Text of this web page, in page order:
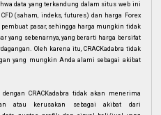
data yang terkandung dalam situs web ini
(saham, indeks, futures) dan harga Forex
pasar, sehingga harga mungkin tidak
yang sebenarnya, yang berarti harga bersifat
Oleh karena itu, CRACKadabra tidak
yang mungkin Anda alami sebagai akibat
CRACKadabra tidak akan menerima
atau kerusakan sebagai akibat dari